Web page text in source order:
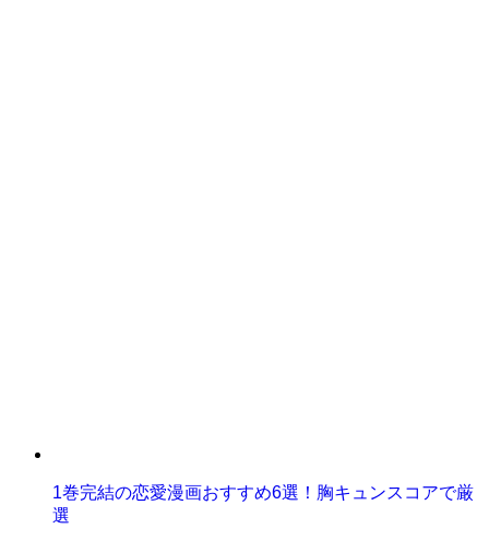
1巻完結の恋愛漫画おすすめ6選！胸キュンスコアで厳
選